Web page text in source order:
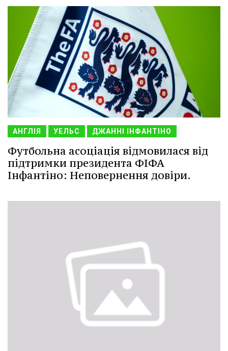
АНГЛІЯ УЕЛЬС ДЖАННІ ІНФАНТІНО
Футбольна асоціація відмовилася від
підтримки президента ФІФА
Інфантіно: Неповернення довіри.